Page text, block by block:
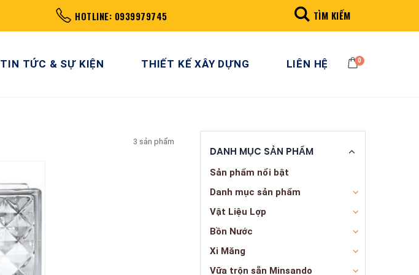
HOTLINE: 0939979745 TÌM KIẾM
TIN TỨC & SỰ KIỆN THIẾT KẾ XÂY DỰNG LIÊN HỆ 0
3 sản phẩm
DANH MỤC SẢN PHẨM
Sản phẩm nổi bật
Danh mục sản phẩm
Vật Liệu Lợp
Bồn Nước
Xi Măng
Vữa trộn sẵn Minsando